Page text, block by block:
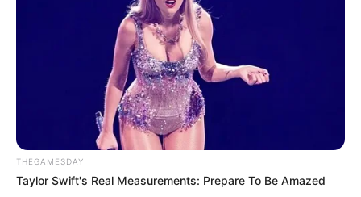
THEGAMESDAY
Taylor Swift's Real Measurements: Prepare To Be Amazed